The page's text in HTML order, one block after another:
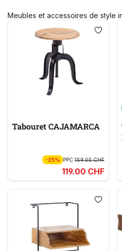
Meubles et accessoires de style
Tabouret CAJAMARCA
-25% PPC 159.00 CHF
119.00 CHF